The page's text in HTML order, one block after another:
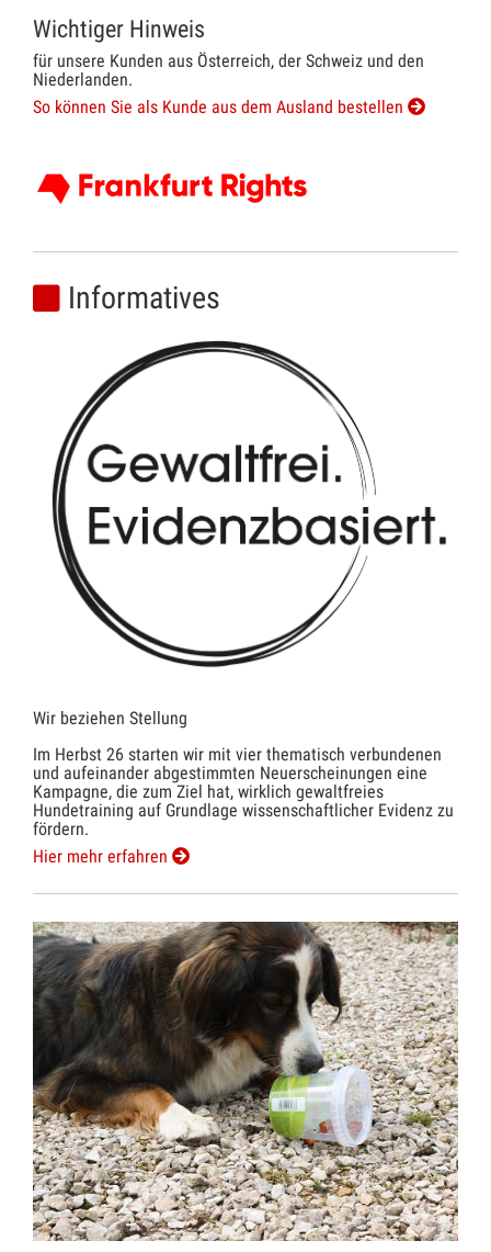
Wichtiger Hinweis
für unsere Kunden aus Österreich, der Schweiz und den
Niederlanden.
So können Sie als Kunde aus dem Ausland bestellen
Informatives
Wir beziehen Stellung
Im Herbst 26 starten wir mit vier thematisch verbundenen
und aufeinander abgestimmten Neuerscheinungen eine
Kampagne, die zum Ziel hat, wirklich gewaltfreies
Hundetraining auf Grundlage wissenschaftlicher Evidenz zu
fördern.
Hier mehr erfahren